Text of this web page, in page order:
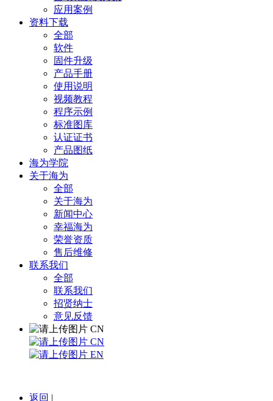
应用案例
资料下载
全部
软件
固件升级
产品手册
使用说明
视频教程
程序示例
标准图库
认证证书
产品图纸
海为学院
关于海为
全部
关于海为
新闻中心
幸福海为
荣誉资质
售后维修
联系我们
全部
联系我们
招贤纳士
意见反馈
CN
CN
EN
返回 |